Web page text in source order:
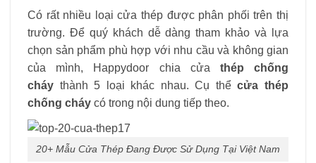
Có rất nhiều loại cửa thép được phân phối trên thị
trường. Để quý khách dễ dàng tham khảo và lựa
chọn sản phẩm phù hợp với nhu cầu và không gian
của mình, Happydoor chia cửa thép chống
cháy thành 5 loại khác nhau. Cụ thểcửa thép
chống cháy có trong nội dung tiếp theo.
20+ Mẫu Cửa Thép Đang Được Sử Dụng Tại Việt Nam